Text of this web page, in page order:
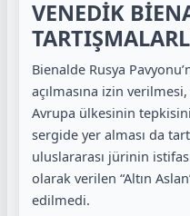
VENEDİK
Bienalde Rusya
açılmasına izin
Avrupa ülkesinin
sergide yer alması da
uluslararası jürinin
olarak verilen “Altın
edilmedi.